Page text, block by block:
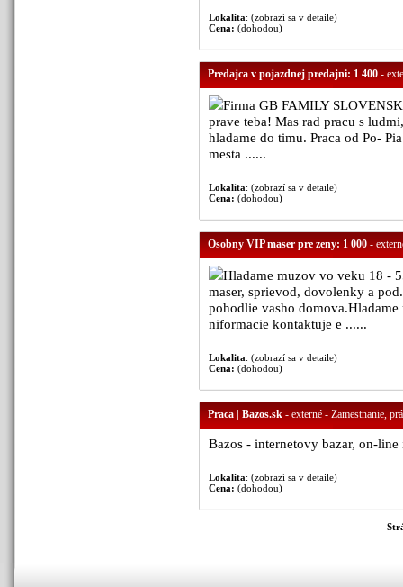
Lokalita: (zobrazí sa v detaile)
Cena: (dohodou)
Predajca v pojazdnej predajni: 1 400-
Firma GB FAMILY
prave teba! Mas rad pracu s
hladame do timu. Praca od Po-
mesta ......
Lokalita: (zobrazí sa v detaile)
Cena: (dohodou)
Osobny VIP maser pre zeny: 1 000-
Hladame muzov vo veku 18 -
maser, sprievod, dovolenky a
pohodlie vasho
niformacie kontaktuje e ......
Lokalita: (zobrazí sa v detaile)
Cena: (dohodou)
Praca | Bazos.sk- externé - Zamestnanie,
Bazos - internetovy bazar, on-
Lokalita: (zobrazí sa v detaile)
Cena: (dohodou)